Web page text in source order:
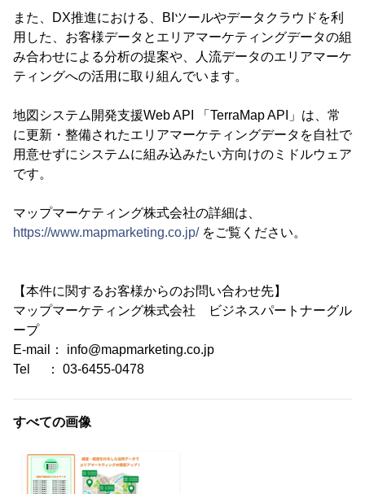
また、DX推進における、BIツールやデータクラウドを利
用した、お客様データとエリアマーケティングデータの組
み合わせによる分析の提案や、人流データのエリアマーケ
ティングへの活用に取り組んでいます。
地図システム開発支援Web API 「TerraMap API」は、常
に更新・整備されたエリアマーケティングデータを自社で
用意せずにシステムに組み込みたい方向けのミドルウェア
です。
マップマーケティング株式会社の詳細は、
https://www.mapmarketing.co.jp/をご覧ください。
【本件に関するお客様からのお問い合わせ先】
マップマーケティング株式会社 ビジネスパートナーグル
ープ
E-mail： info@mapmarketing.co.jp
Tel ： 03-6455-0478
すべての画像